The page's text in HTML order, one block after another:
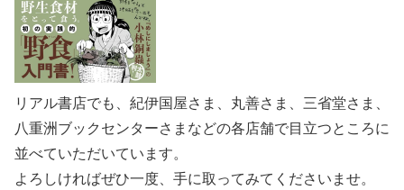
リアル書店でも、紀伊国屋さま、丸善さま、三省堂さま、
八重洲ブックセンターさまなどの各店舗で目立つところに
並べていただいています。
よろしければぜひ一度、手に取ってみてくださいませ。